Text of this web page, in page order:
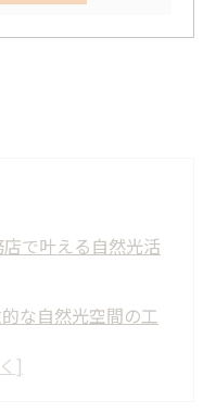
で叶える自然光活
な自然光空間の工
取り設計と工務店